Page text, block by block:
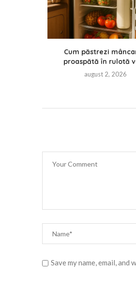
Cum păstrezi
proaspătă în rulotă
august 2, 2026
Save my name, email,